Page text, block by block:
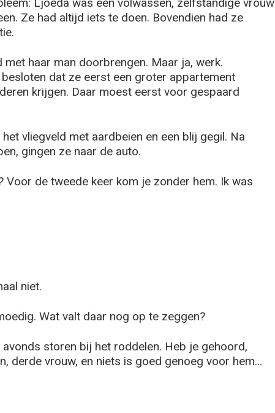
Ze had altijd iets te doen. Bovendien had ze
haar man doorbrengen. Maar ja, werk.
dat ze eerst een groter appartement
krijgen. Daar moest eerst voor gespaard
vliegveld met aardbeien en een blij gegil. Na
gingen ze naar de auto.
Voor de tweede keer kom je zonder hem. Ik was
niet.
Wat valt daar nog op te zeggen?
avonds storen bij het roddelen. Heb je gehoord,
derde vrouw, en niets is goed genoeg voor hem…